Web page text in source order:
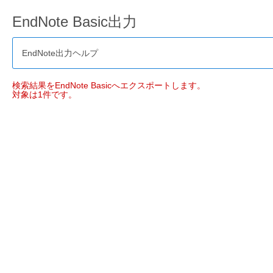
EndNote Basic出力
EndNote出力ヘルプ
検索結果をEndNote Basicへエクスポートします。
対象は1件です。